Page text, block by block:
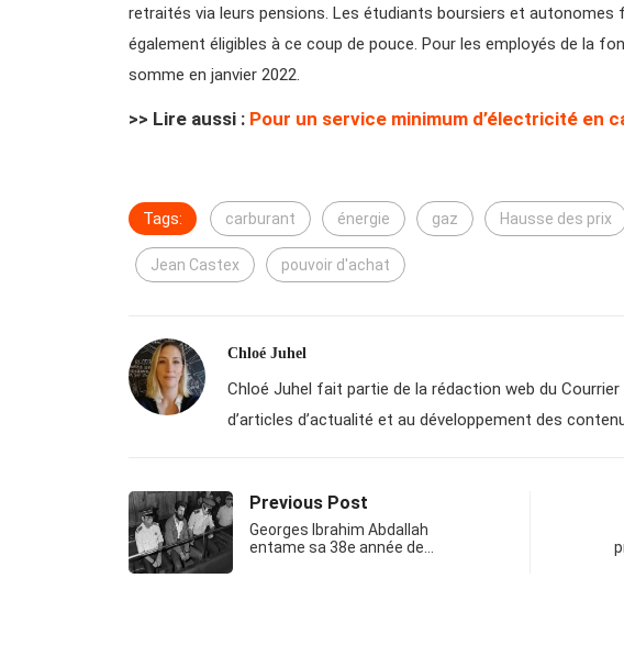
retraités via leurs pensions. Les étudiants boursiers et
également éligibles à ce coup de pouce. Pour les employés de la
somme en janvier 2022.
>> Lire aussi : Pour un service minimum d’électricité en
Tags: carburant énergie gaz Hausse des prix
Jean Castex pouvoir d'achat
Chloé Juhel
Chloé Juhel fait partie de la rédaction web du Courrier
d’articles d’actualité et au développement des
Previous Post
Georges Ibrahim Abdallah
entame sa 38e année de…